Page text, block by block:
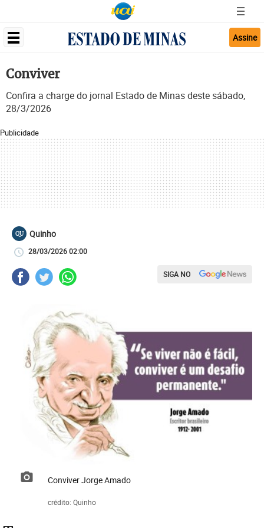
Assine
Conviver
Confira a charge do jornal Estado de Minas deste sábado,
28/3/2026
Publicidade
QU Quinho
28/03/2026 02:00
SIGA NO
Conviver Jorge Amado
crédito: Quinho